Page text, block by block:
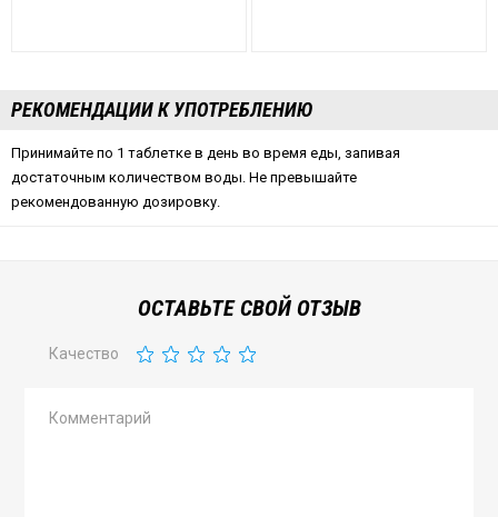
РЕКОМЕНДАЦИИ К УПОТРЕБЛЕНИЮ
Принимайте по 1 таблетке в день во время еды, запивая
достаточным количеством воды. Не превышайте
рекомендованную дозировку.
ОСТАВЬТЕ СВОЙ ОТЗЫВ
Качество